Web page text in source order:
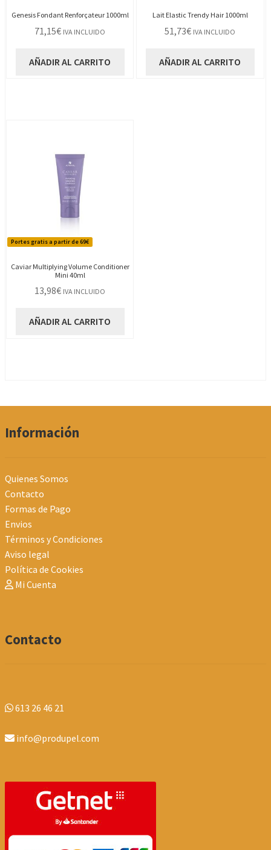
Genesis Fondant Renforçateur 1000ml
71,15€ IVA INCLUIDO
AÑADIR AL CARRITO
Lait Elastic Trendy Hair 1000ml
51,73€ IVA INCLUIDO
AÑADIR AL CARRITO
Portes gratis a partir de 69€
Caviar Multiplying Volume Conditioner
Mini 40ml
13,98€ IVA INCLUIDO
AÑADIR AL CARRITO
Información
Quienes Somos
Contacto
Formas de Pago
Envios
Términos y Condiciones
Aviso legal
Política de Cookies
Mi Cuenta
Contacto
613 26 46 21
info@produpel.com